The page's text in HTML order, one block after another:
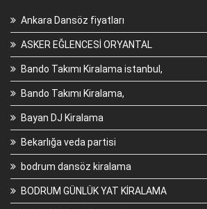
Ankara Dansöz fiyatları
ASKER EĞLENCESİ ORYANTAL
Bando Takımı Kiralama istanbul,
Bando Takımı Kiralama,
Bayan DJ Kiralama
Bekarlığa veda partisi
bodrum dansöz kiralama
BODRUM GÜNLÜK YAT KİRALAMA